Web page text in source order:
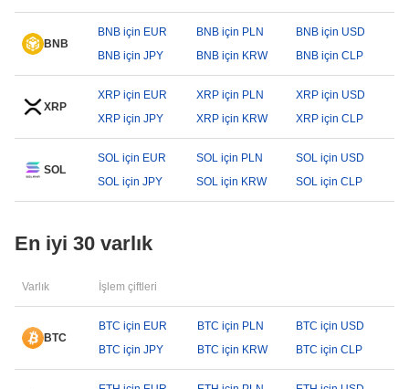
BNB
BNB için EUR BNB için PLN
BNB için USD
BNB için JPY
BNB için KRW BNB için CLP
XRP
XRP için EUR XRP için PLN
XRP için USD
XRP için JPY
XRP için KRW XRP için CLP
SOL
SOL için EUR SOL için PLN
SOL için USD
SOL için JPY
SOL için KRW SOL için CLP
En iyi 30 varlık
Varlık İşlem çiftleri
BTC
BTC için EUR BTC için PLN
BTC için USD
BTC için JPY
BTC için KRW BTC için CLP